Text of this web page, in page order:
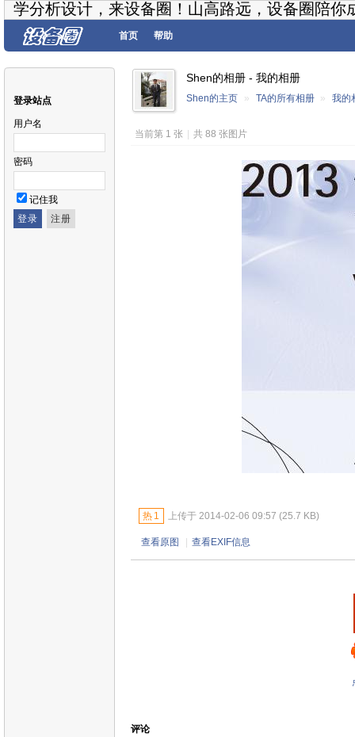
学分析设计，来设备圈！山高路远，设备圈陪你
首页 帮助
登录站点
用户名
密码
记住我
Shen的相册 - 我的相册
Shen的主页 » TA的所有相册 » 我的
当前第 1 张 共 88 张图片
热 1 上传于 2014-02-06 09:57 (25.7 KB)
查看原图 查看EXIF信息
评论